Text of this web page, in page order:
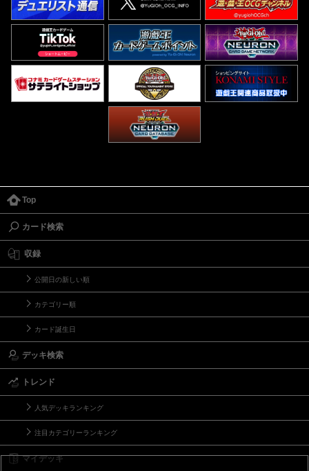
Top
カード検索
収録
公開日の新しい順
カテゴリー順
カード誕生日
デッキ検索
トレンド
人気デッキランキング
注目カテゴリーランキング
マイデッキ